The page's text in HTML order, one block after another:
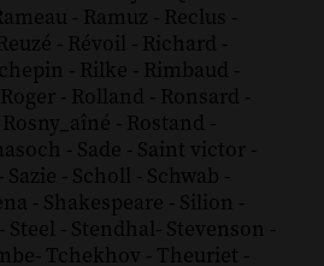
- Ramuz - Reclus -
- Révoil - Richard -
- Rilke - Rimbaud -
Roger - Rolland - Ronsard -
Rosny_aîné - Rostand -
- Sade - Saint victor -
- Sazie - Scholl - Schwab -
- Shakespeare - Silion -
- Steel - Stendhal- Stevenson -
- Tchekhov - Theuriet -